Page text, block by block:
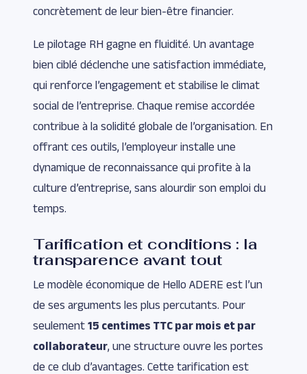
concrètement de leur bien-être financier.
Le pilotage RH gagne en fluidité. Un avantage
bien ciblé déclenche une satisfaction immédiate,
qui renforce l’engagement et stabilise le climat
social de l’entreprise. Chaque remise accordée
contribue à la solidité globale de l’organisation. En
offrant ces outils, l’employeur installe une
dynamique de reconnaissance qui profite à la
culture d’entreprise, sans alourdir son emploi du
temps.
Tarification et conditions : la
transparence avant tout
Le modèle économique de Hello ADERE est l’un
de ses arguments les plus percutants. Pour
seulement 15 centimes TTC par mois et par
collaborateur, une structure ouvre les portes
de ce club d’avantages. Cette tarification est